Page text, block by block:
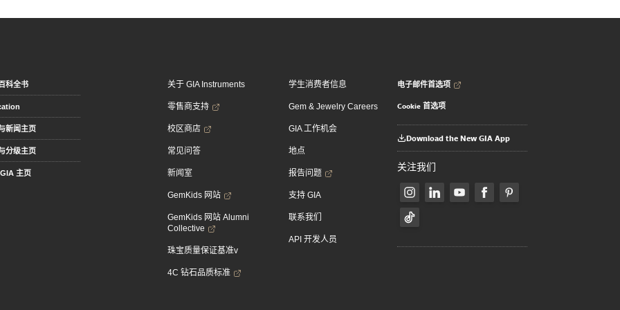
科全书
新闻主页
分级主页
主页
关于 GIA Instruments
零售商支持
校区商店
常见问答
新闻室
GemKids 网站
GemKids 网站 Alumni
Collective
珠宝质量保证基准v
4C 钻石品质标准
学生消费者信息
Gem & Jewelry Careers
GIA 工作机会
地点
报告问题
支持 GIA
联系我们
API 开发人员
电子邮件首选项
Cookie 首选项
Download the New GIA App
关注我们